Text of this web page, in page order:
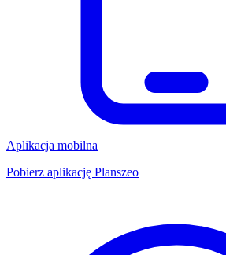
Aplikacja mobilna
Pobierz aplikację Planszeo